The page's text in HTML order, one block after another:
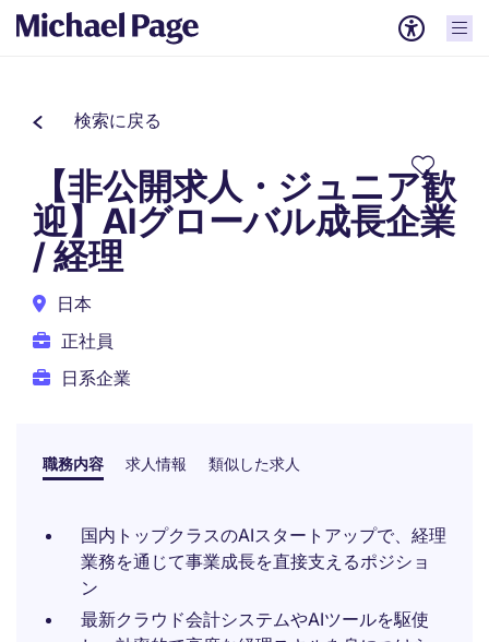
検索に戻る
【非公開求人・ジュニア歓
迎】AIグローバル成長企業
/ 経理
日本
正社員
日系企業
職務内容 求人情報 類似した求人
国内トップクラスのAIスタートアップで、経理
業務を通じて事業成長を直接支えるポジショ
ン
最新クラウド会計システムやAIツールを駆使